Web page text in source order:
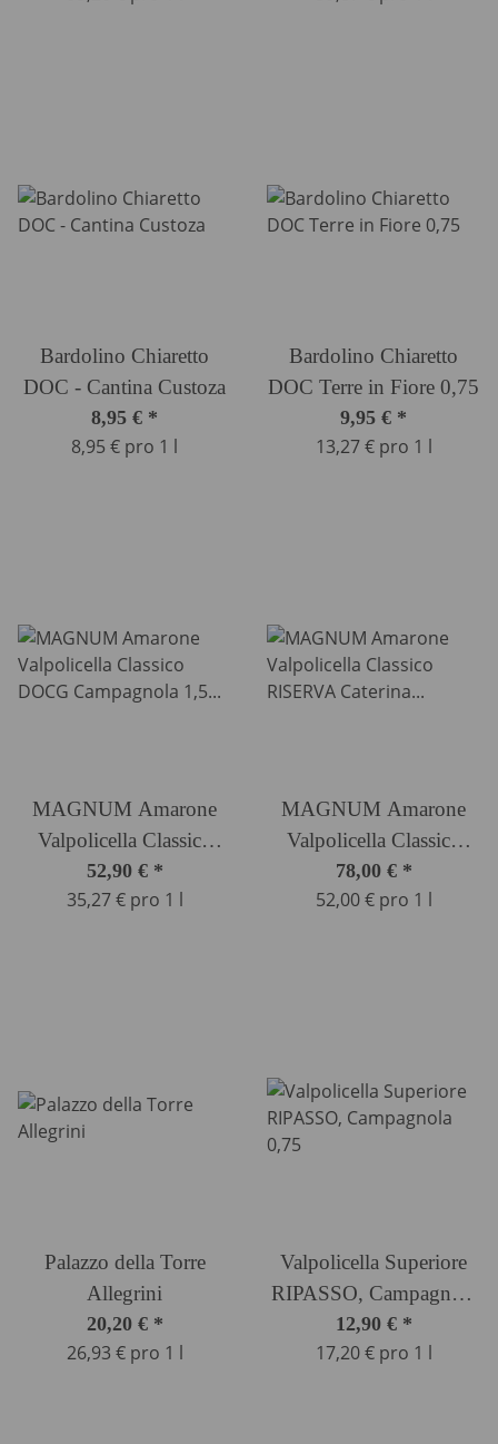
Bardolino Chiaretto
DOC - Cantina Custoza
8,95 € *
8,95 € pro 1 l
Bardolino Chiaretto
DOC Terre in Fiore 0,75
9,95 € *
13,27 € pro 1 l
MAGNUM Amarone
Valpolicella Classico
DOCG Campagnola 1,5
Ltr.
52,90 € *
35,27 € pro 1 l
MAGNUM Amarone
Valpolicella Classico
RISERVA Caterina
Zardini DOCG
78,00 € *
52,00 € pro 1 l
Palazzo della Torre
Allegrini
20,20 € *
26,93 € pro 1 l
Valpolicella Superiore
RIPASSO, Campagnola
0,75
12,90 € *
17,20 € pro 1 l